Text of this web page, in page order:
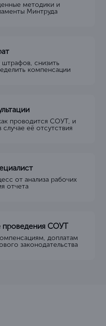
методики и
Минтруда
снизить
компенсации
проводится СОУТ, и
случае её отсутствия
от анализа рабочих
отчета
проведения СОУТ
доплатам
законодательства